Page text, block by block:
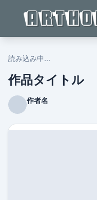
読み込み中...
作品タイトル
作者名